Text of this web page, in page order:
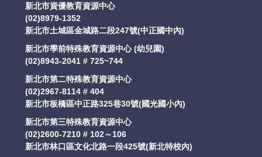
新北市資優教育資源中心
(02)8979-1352
新北市土城區金城路二段247號(中正國中內)
新北市學前特殊教育資源中心 (幼兒園)
(02)8943-2041 # 725~744
新北市第二特殊教育資源中心
(02)2967-8114 # 404
新北市板橋區中正路325巷30號(國光國小內)
新北市第三特殊教育資源中心
(02)2600-7210 # 102～106
新北市林口區文化北路一段425號(新北特校內)